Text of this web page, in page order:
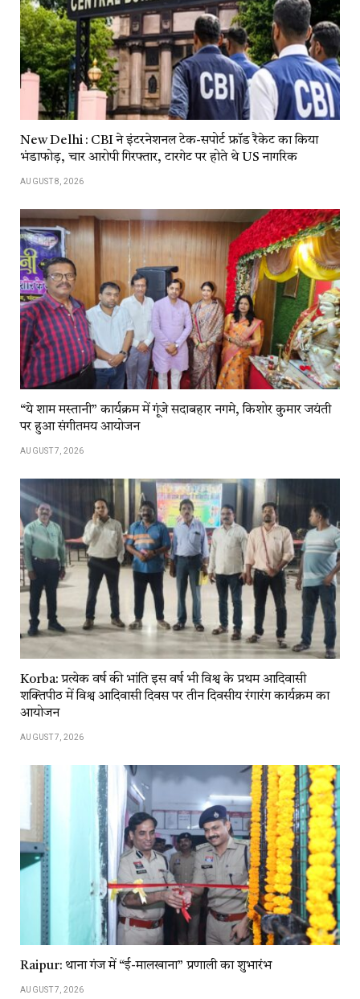
New Delhi : CBI ने इंटरनेशनल टेक-सपोर्ट फ्रॉड रैकेट का किया
भंडाफोड़, चार आरोपी गिरफ्तार, टारगेट पर होते थे US नागरिक
AUGUST 8, 2026
“ये शाम मस्तानी” कार्यक्रम में गूंजे सदाबहार नगमे, किशोर कुमार जयंती
पर हुआ संगीतमय आयोजन
AUGUST 7, 2026
Korba: प्रत्येक वर्ष की भांति इस वर्ष भी विश्व के प्रथम आदिवासी
शक्तिपीठ में विश्व आदिवासी दिवस पर तीन दिवसीय रंगारंग कार्यक्रम का
आयोजन
AUGUST 7, 2026
Raipur: थाना गंज में “ई-मालखाना” प्रणाली का शुभारंभ
AUGUST 7, 2026